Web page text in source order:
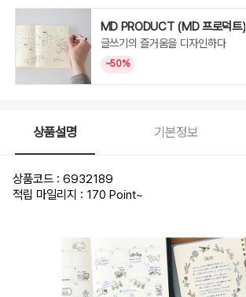
MD PRODUCT (MD 프로덕트)
글쓰기의 즐거움을 디자인하다
~50%
상품설명 기본정보
상품코드 : 6932189
적립 마일리지 : 170 Point~